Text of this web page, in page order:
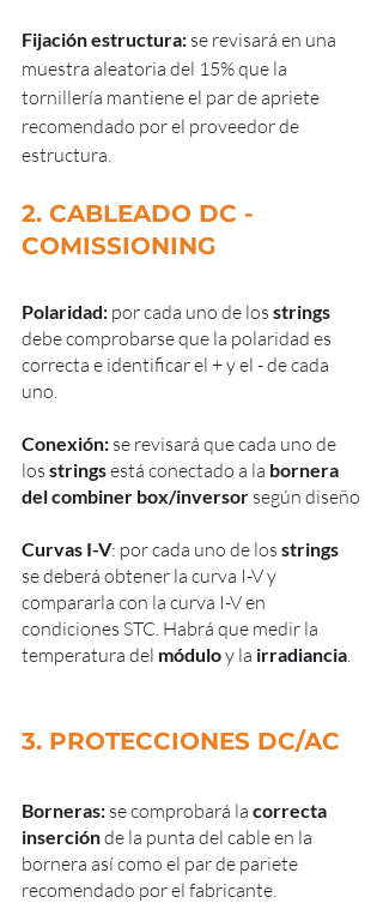
Fijación estructura: se revisará en una
muestra aleatoria del 15% que la
tornillería mantiene el par de apriete
recomendado por el proveedor de
estructura.
2. CABLEADO DC -
COMISSIONING
Polaridad: por cada uno de los strings
debe comprobarse que la polaridad es
correcta e identificar el + y el - de cada
uno.
Conexión: se revisará que cada uno de
los strings está conectado a la bornera
del combiner box/inversor según diseño
Curvas I-V: por cada uno de los strings
se deberá obtener la curva I-V y
compararla con la curva I-V en
condiciones STC. Habrá que medir la
temperatura del módulo y la irradiancia
3. PROTECCIONES DC/AC
Borneras: se comprobará la correcta
inserción de la punta del cable en la
bornera así como el par de pariete
recomendado por el fabricante.